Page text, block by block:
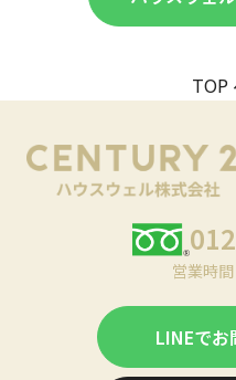
TOP
営業時
LINEでお